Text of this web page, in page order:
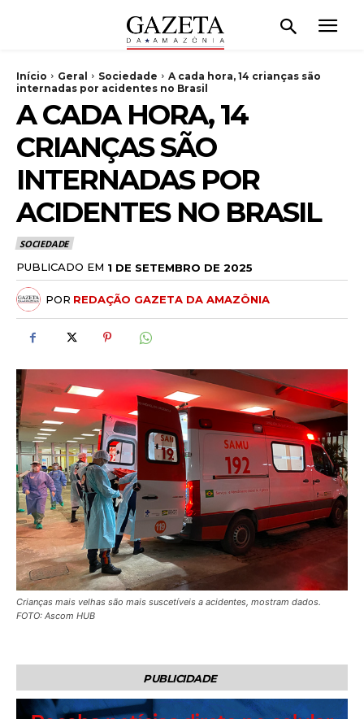
Início Geral Sociedade
A cada hora, 14 crianças são
internadas por acidentes no Brasil
A CADA HORA, 14
CRIANÇAS SÃO
INTERNADAS POR
ACIDENTES NO BRASIL
SOCIEDADE
PUBLICADO EM 1 DE SETEMBRO DE 2025
POR REDAÇÃO GAZETA DA AMAZÔNIA
Crianças mais velhas são mais suscetíveis a acidentes, mostram dados.
FOTO: Ascom HUB
PUBLICIDADE